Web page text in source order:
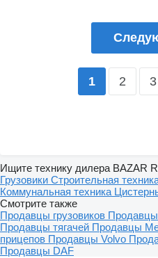
1 2 3
Ищите технику дилера BAZAR
Грузовики Строительная
Коммунальная техника
Смотрите также
Продавцы грузовиков
Продавцы тягачей Продавцы
прицепов Продавцы Volvo
Продавцы DAF